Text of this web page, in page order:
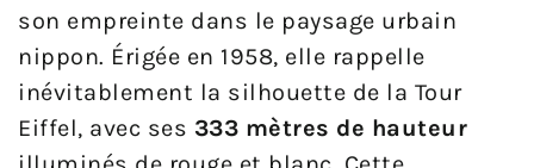
son empreinte dans le paysage urbain
nippon. Érigée en 1958, elle rappelle
inévitablement la silhouette de la Tour
Eiffel, avec ses 333 mètres de hauteur